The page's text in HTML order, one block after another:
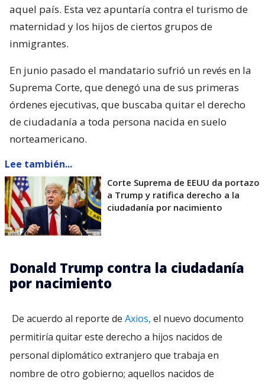
aquel país. Esta vez apuntaría contra el turismo de
maternidad y los hijos de ciertos grupos de
inmigrantes.
En junio pasado el mandatario sufrió un revés en la
Suprema Corte, que denegó una de sus primeras
órdenes ejecutivas, que buscaba quitar el derecho
de ciudadanía a toda persona nacida en suelo
norteamericano.
Lee también...
Corte Suprema de EEUU da portazo
a Trump y ratifica derecho a la
ciudadanía por nacimiento
Donald Trump contra la ciudadanía
por nacimiento
De acuerdo al reporte de Axios, el nuevo documento
permitiría quitar este derecho a hijos nacidos de
personal diplomático extranjero que trabaja en
nombre de otro gobierno; aquellos nacidos de